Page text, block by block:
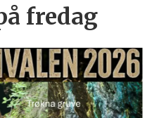
fredag